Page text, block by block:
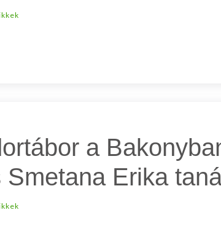
a
Smetana Erika